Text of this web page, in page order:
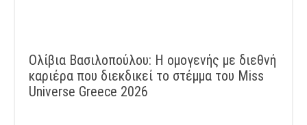
Ολίβια Βασιλοπούλου: Η ομογενής με διεθνή
καριέρα που διεκδικεί το στέμμα του Miss
Universe Greece 2026